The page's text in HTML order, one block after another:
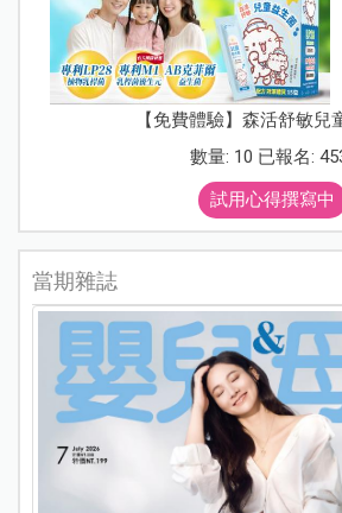
【免費體驗】森活舒敏兒
數量: 10 已報名:
試用心得撰寫中
當期雜誌